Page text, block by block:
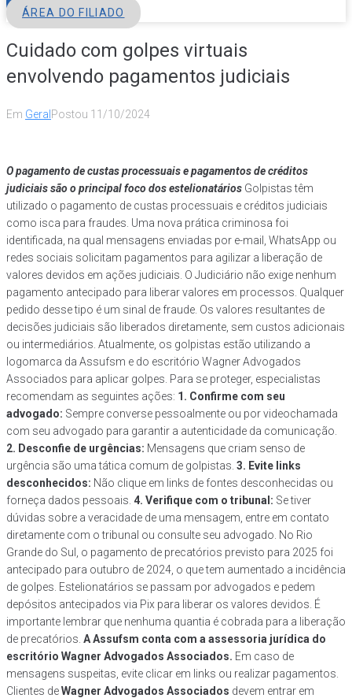
ÁREA DO FILIADO
Cuidado com golpes virtuais
envolvendo pagamentos judiciais
Em Geral Postou 11/10/2024
O pagamento de custas processuais e pagamentos de créditos
judiciais são o principal foco dos estelionatários Golpistas têm
utilizado o pagamento de custas processuais e créditos judiciais
como isca para fraudes. Uma nova prática criminosa foi
identificada, na qual mensagens enviadas por e-mail, WhatsApp ou
redes sociais solicitam pagamentos para agilizar a liberação de
valores devidos em ações judiciais. O Judiciário não exige nenhum
pagamento antecipado para liberar valores em processos. Qualquer
pedido desse tipo é um sinal de fraude. Os valores resultantes de
decisões judiciais são liberados diretamente, sem custos adicionais
ou intermediários. Atualmente, os golpistas estão utilizando a
logomarca da Assufsm e do escritório Wagner Advogados
Associados para aplicar golpes. Para se proteger, especialistas
recomendam as seguintes ações: 1. Confirme com seu
advogado: Sempre converse pessoalmente ou por videochamada
com seu advogado para garantir a autenticidade da comunicação.
2. Desconfie de urgências: Mensagens que criam senso de
urgência são uma tática comum de golpistas. 3. Evite links
desconhecidos: Não clique em links de fontes desconhecidas ou
forneça dados pessoais. 4. Verifique com o tribunal: Se tiver
dúvidas sobre a veracidade de uma mensagem, entre em contato
diretamente com o tribunal ou consulte seu advogado. No Rio
Grande do Sul, o pagamento de precatórios previsto para 2025 foi
antecipado para outubro de 2024, o que tem aumentado a incidência
de golpes. Estelionatários se passam por advogados e pedem
depósitos antecipados via Pix para liberar os valores devidos. É
importante lembrar que nenhuma quantia é cobrada para a liberação
de precatórios. A Assufsm conta com a assessoria jurídica do
escritório Wagner Advogados Associados. Em caso de
mensagens suspeitas, evite clicar em links ou realizar pagamentos.
Clientes deWagner Advogados Associados devem entrar em